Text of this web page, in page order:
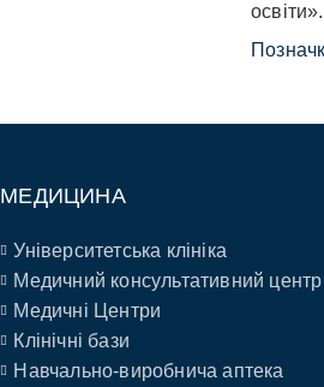
МЕДИЦИНА
Університетська клініка
Медичний консультативний центр
Медичні Центри
Клінічні бази
Навчально-виробнича аптека